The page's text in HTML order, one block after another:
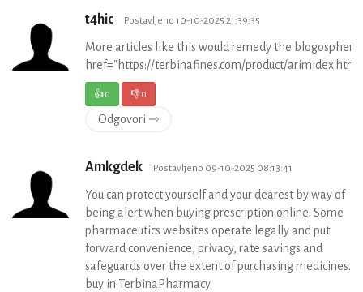
t4hic Postavljeno 10-10-2025 21:39:35
More articles like this would remedy the blogosphere
href="https://terbinafines.com/product/
👍0 👎0
Odgovori ⇾
Amkgdek Postavljeno 09-10-2025 08:13:41
You can protect yourself and your dearest by way of
being alert when buying prescription online. Some
pharmaceutics websites operate legally and put
forward convenience, privacy, rate savings and
safeguards over the extent of purchasing medicines.
buy in TerbinaPharmacy